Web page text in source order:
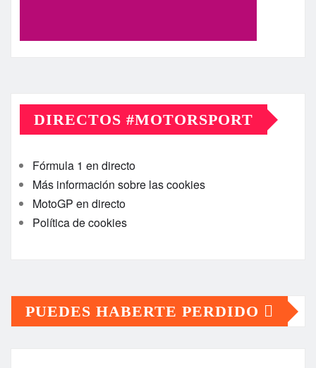
DIRECTOS #MOTORSPORT
Fórmula 1 en directo
Más información sobre las cookies
MotoGP en directo
Política de cookies
PUEDES HABERTE PERDIDO